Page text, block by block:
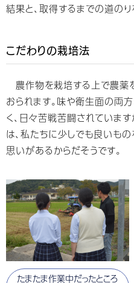
結果と、取得するまでの道のり
こだわりの栽培法
農作物を栽培する上で農薬
おられます。味や衛生面の両
く、日々苦戦苦闘されていま
は、私たちに少しでも良いも
思いがあるからだそうです。
たまたま作業中だったところ